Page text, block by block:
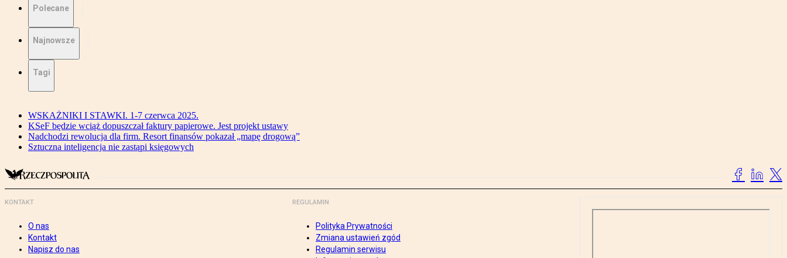
Polecane
Najnowsze
Tagi
WSKAŻNIKI I STAWKI. 1-7 czerwca 2025.
KSeF będzie wciąż dopuszczał faktury papierowe. Jest projekt ustawy
Nadchodzi rewolucja dla firm. Resort finansów pokazał „mapę drogową”
Sztuczna inteligencja nie zastąpi księgowych
KONTAKT
O nas
Kontakt
Napisz do nas
REGULAMIN
Polityka Prywatności
Zmiana ustawień zgód
Regulamin serwisu